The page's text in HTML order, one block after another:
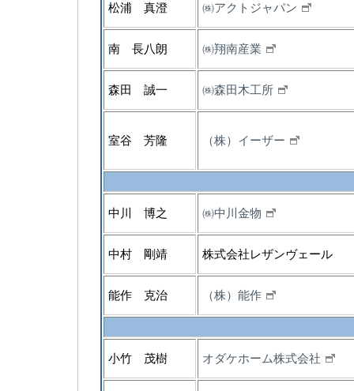
松浦 真澄 ㈱アクトジャパン
南 長八朗 ㈱翔南産業
森田 誠一 ㈱森田木工所
室谷 芳隆 （株）イーザー
中川 博之 ㈱中川金物
中村 剛靖 株式会社レザンヴェール
能作 克治 （株）能作
小竹 茂樹 オダケホーム株式会社